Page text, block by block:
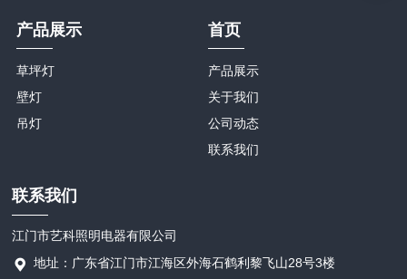
产品展示
草坪灯
壁灯
吊灯
首页
产品展示
关于我们
公司动态
联系我们
联系我们
江门市艺科照明电器有限公司
地址：广东省江门市江海区外海石鹤利黎飞山28号3楼